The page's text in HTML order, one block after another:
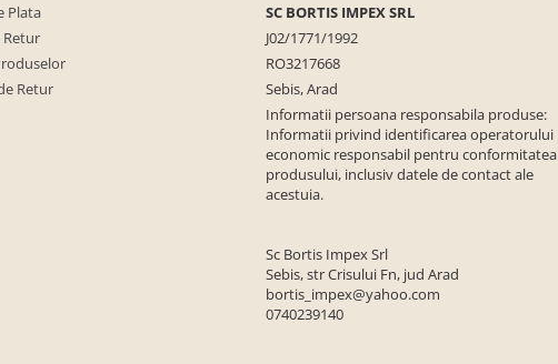
Plata
Retur
Retur
SC BORTIS IMPEX SRL
J02/1771/1992
RO3217668
Sebis, Arad
Informatii persoana responsabila produse:
Informatii privind identificarea operatorului
economic responsabil pentru conformitatea
produsului, inclusiv datele de contact ale
acestuia.
Sc Bortis Impex Srl
Sebis, str Crisului Fn, jud Arad
bortis_impex@yahoo.com
0740239140